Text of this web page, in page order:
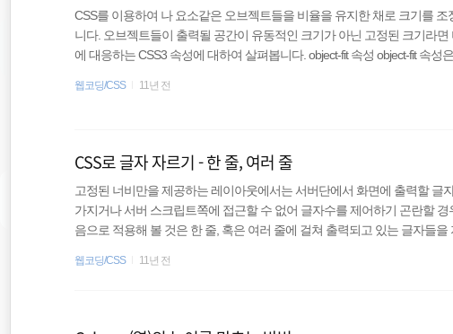
CSS를 이용하여 나 요소같은 오브젝트들을 비율을 유지한 채로 크기를
니다. 오브젝트들이 출력될 공간이 유동적인 크기가 아닌 고정된 크기라
에 대응하는 CSS3 속성에 대하여 살펴봅니다. object-fit 속성 object-fit 속성
출력하는 다양한 경우처럼 제각각의 크기를 가진 오브젝트등을 넘겨받아
웹코딩/CSS 11년 전
CSS로 글자 자르기 - 한 줄, 여러 줄
고정된 너비만을 제공하는 레이아웃에서는 서버단에서 화면에 출력할
가지거나 서버 스크립트쪽에 접근할 수 없어 글자수를 제어하기 곤란할
음으로 적용해 볼 것은 한 줄, 혹은 여러 줄에 걸쳐 출력되고 있는 글자들
모델 (box model) #1 에서 살펴봤듯이 display 속성의 inline 값과 같이 요소의
웹코딩/CSS 11년 전